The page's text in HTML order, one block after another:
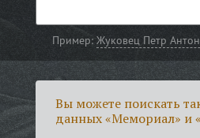
Пример:Жуковец Петр
Вы можете поискать
данных «Мемориал» и